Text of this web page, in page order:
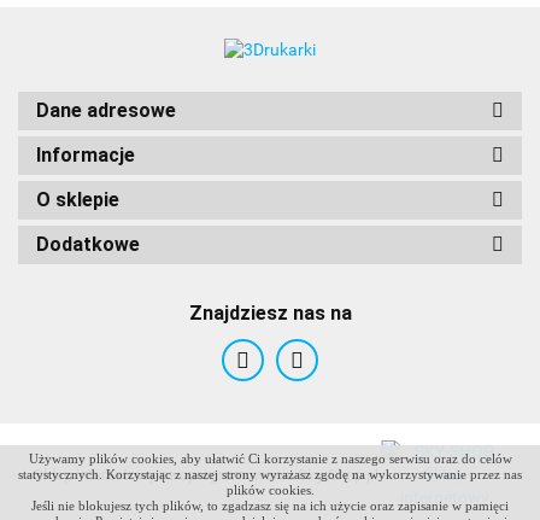
Używamy plików cookies, aby ułatwić Ci korzystanie z naszego serwisu oraz do celów
statystycznych. Korzystając z naszej strony wyrażasz zgodę na wykorzystywanie przez nas
plików cookies.
Jeśli nie blokujesz tych plików, to zgadzasz się na ich użycie oraz zapisanie w pamięci
ANTCLABS
Dane adresowe
Informacje
O sklepie
Dodatkowe
Znajdziesz nas na
Sklep internetowy na oprogramowaniu Sky-Shop.pl